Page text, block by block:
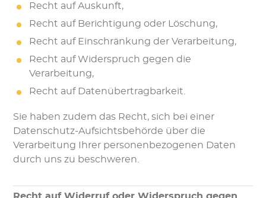
Recht auf Auskunft,
Recht auf Berichtigung oder Löschung,
Recht auf Einschränkung der Verarbeitung,
Recht auf Widerspruch gegen die
Verarbeitung,
Recht auf Datenübertragbarkeit.
Sie haben zudem das Recht, sich bei einer
Datenschutz-Aufsichtsbehörde über die
Verarbeitung Ihrer personenbezogenen Daten
durch uns zu beschweren.
Recht auf Widerruf oder Widerspruch gegen